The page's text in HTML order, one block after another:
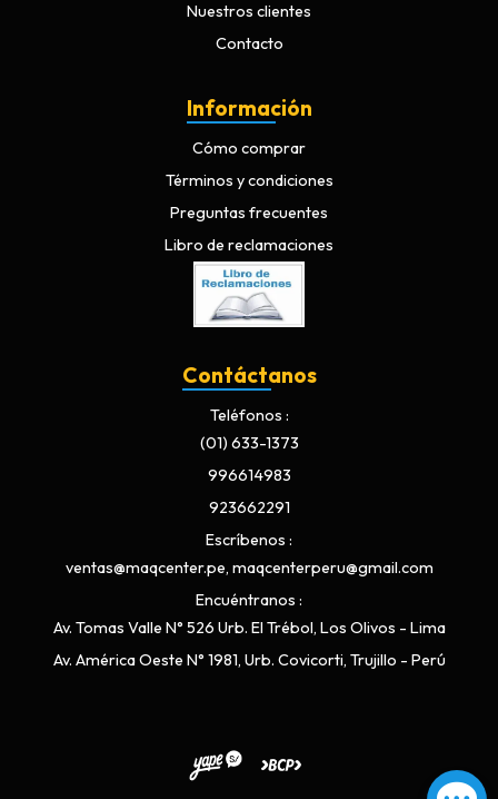
Nuestros clientes
Contacto
Información
Cómo comprar
Términos y condiciones
Preguntas frecuentes
Libro de reclamaciones
Contáctanos
Teléfonos
(01) 633-1373
996614983
923662291
Escríbenos
ventas@maqcenter.pe, maqcenterperu@gmail.com
Encuéntranos
Av. Tomas Valle N° 526 Urb. El Trébol, Los Olivos - Lima
Av. América Oeste N° 1981, Urb. Covicorti, Trujillo - Perú